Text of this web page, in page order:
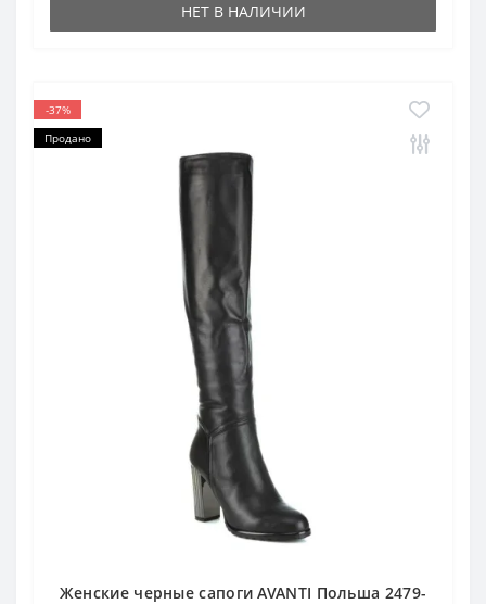
НЕТ В НАЛИЧИИ
-37%
Продано
Женские черные сапоги AVANTI Польша 2479-